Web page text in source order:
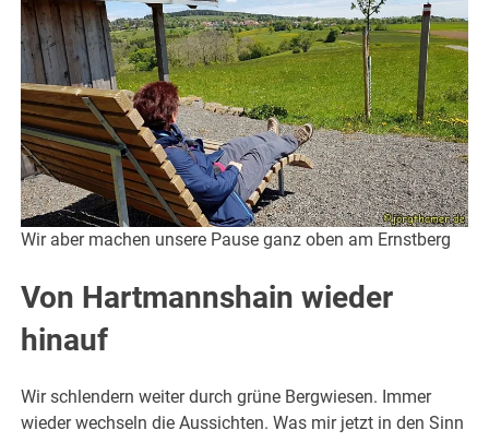
Wir aber machen unsere Pause ganz oben am Ernstberg
Von Hartmannshain wieder
hinauf
Wir schlendern weiter durch grüne Bergwiesen. Immer
wieder wechseln die Aussichten. Was mir jetzt in den Sinn